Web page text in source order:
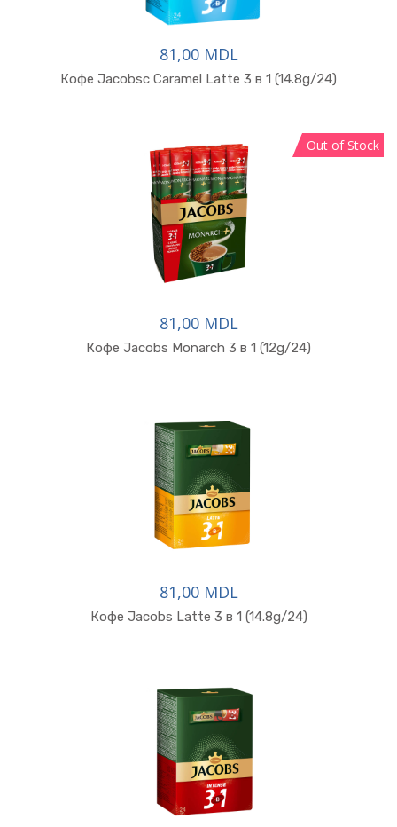
81,00 MDL
Кофе Jacobsc Caramel Latte 3 в 1 (14.8g/24)
Out of Stock
81,00 MDL
Кофе Jacobs Monarch 3 в 1 (12g/24)
81,00 MDL
Кофе Jacobs Latte 3 в 1 (14.8g/24)